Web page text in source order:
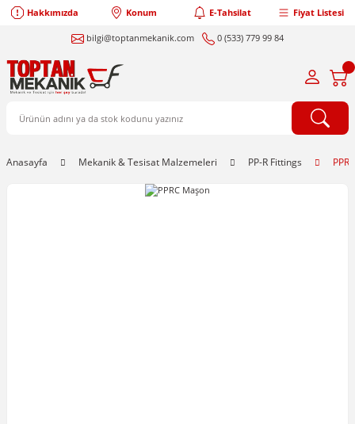
Hakkımızda Konum E-Tahsilat Fiyat Listesi
bilgi@toptanmekanik.com 0 (533) 779 99 84
Anasayfa Mekanik & Tesisat Malzemeleri PP-R Fittings